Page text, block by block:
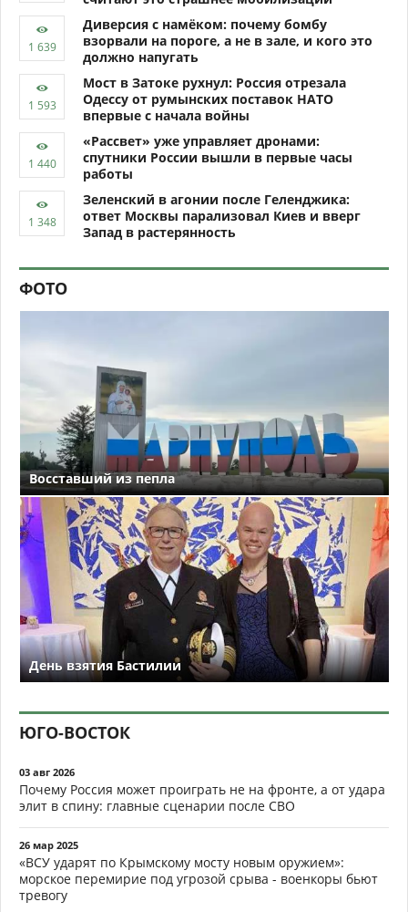
Диверсия с намёком: почему бомбу
взорвали на пороге, а не в зале, и кого это
должно напугать
Мост в Затоке рухнул: Россия отрезала
Одессу от румынских поставок НАТО
впервые с начала войны
«Рассвет» уже управляет дронами:
спутники России вышли в первые часы
работы
Зеленский в агонии после Геленджика:
ответ Москвы парализовал Киев и вверг
Запад в растерянность
ФОТО
Восставший из пепла
День взятия Бастилии
ЮГО-ВОСТОК
03 авг 2026
Почему Россия может проиграть не на фронте, а от удара
элит в спину: главные сценарии после СВО
26 мар 2025
«ВСУ ударят по Крымскому мосту новым оружием»:
морское перемирие под угрозой срыва - военкоры бьют
тревогу